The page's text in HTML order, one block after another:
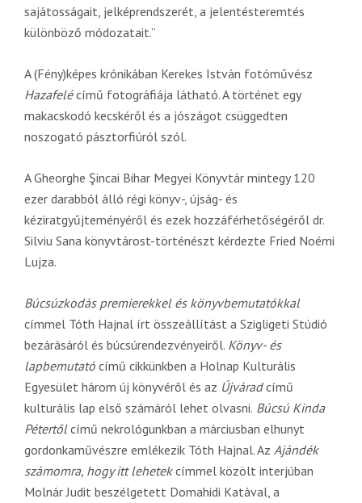
sajátosságait, jelképrendszerét, a jelentésteremtés
különböző módozatait.”
A (Fény)képes krónikában Kerekes István fotóművész
Hazafelécímű fotográfiája látható. A történet egy
makacskodó kecskéről és a jószágot csüggedten
noszogató pásztorfiúról szól.
A Gheorghe Şincai Bihar Megyei Könyvtár mintegy 120
ezer darabból álló régi könyv-, újság- és
kéziratgyűjteményéről és ezek hozzáférhetőségéről dr.
Silviu Sana könyvtárost-történészt kérdezte Fried Noémi
Lujza.
Búcsúzkodás premierekkel és könyvbemutatókkal
címmel Tóth Hajnal írt összeállítást a Szigligeti Stúdió
bezárásáról és búcsúrendezvényeiről. Könyv- és
lapbemutató című cikkünkben a Holnap Kulturális
Egyesület három új könyvéről és az Újváradcímű
kulturális lap első számáról lehet olvasni. Búcsú Kinda
Pétertőlcímű nekrológunkban a márciusban elhunyt
gordonkaművészre emlékezik Tóth Hajnal. Az Ajándék
számomra, hogy itt lehetekcímmel közölt interjúban
Molnár Judit beszélgetett Domahidi Katával, a